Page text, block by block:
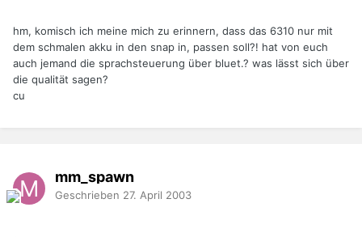
hm, komisch ich meine mich zu erinnern, dass das 6310 nur mit
dem schmalen akku in den snap in, passen soll?! hat von euch
auch jemand die sprachsteuerung über bluet.? was lässt sich über
die qualität sagen?
cu
mm_spawn
Geschrieben 27. April 2003